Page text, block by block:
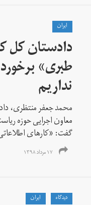
ايران
دادستان کل
طبری»
نداریم
محمد جعفر منتظری،
معاون اجرایی حوزه
گفت: «کارهای
۱۷ مرداد ۱۳۹۸
دیدگاه ايران